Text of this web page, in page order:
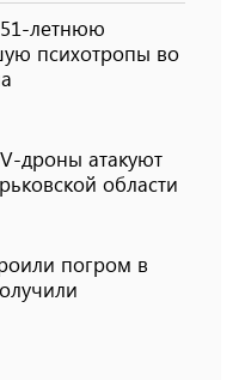
летнюю
психотропы во
дроны атакуют
области
погром в